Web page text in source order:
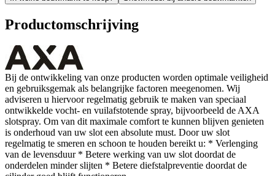
Productomschrijving
Bij de ontwikkeling van onze producten worden optimale veiligheid
en gebruiksgemak als belangrijke factoren meegenomen. Wij
adviseren u hiervoor regelmatig gebruik te maken van speciaal
ontwikkelde vocht- en vuilafstotende spray, bijvoorbeeld de AXA
slotspray. Om van dit maximale comfort te kunnen blijven genieten
is onderhoud van uw slot een absolute must. Door uw slot
regelmatig te smeren en schoon te houden bereikt u: * Verlenging
van de levensduur * Betere werking van uw slot doordat de
onderdelen minder slijten * Betere diefstalpreventie doordat de